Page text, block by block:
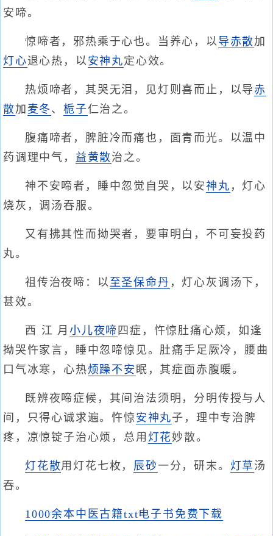
安啼。
惊啼者，邪热乘于心也。当养心，以 导赤散加
灯心退心热，以 安神丸定心效。
热烦啼者，其哭无泪，见灯则喜而止，以导 赤
散加 麦冬 、栀子仁治之。
腹痛啼者，脾脏冷而痛也，面青而光。以温中
药调理中气， 益黄散治之。
神不安啼者，睡中忽觉自哭，以安神丸 ，灯心
烧灰，调汤吞服。
又有拂其性而拗哭者，要审明白，不可妄投药
丸。
祖传治夜啼：以 至圣保命丹 ，灯心灰调汤下，
甚效。
西 江 月 小儿夜啼 四症，忤惊肚痛心烦，如逢
拗哭忤家言，睡中忽啼惊见。肚痛手足厥冷，腰曲
口气冰寒，心热烦躁不安 眠，其症面赤腹暖。
既辨夜啼症候，其间治法须明，分明传授与人
间，只得心诚求遍。忤惊 安神丸子，理中专治脾
疼，凉惊锭子治心烦，总用 灯花妙散。
灯花散用灯花七枚， 辰砂一分，研末。 灯草 汤
吞。
1000余本中医古籍txt电子书免费下载